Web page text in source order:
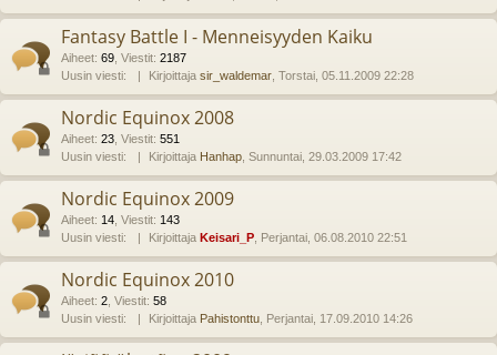
Fantasy Battle I - Menneisyyden Kaiku
Aiheet: 69 Viestit: 2187
Uusin viesti:
Kirjoittaja sir_waldemar , Torstai, 05.11.2009 22:28
Nordic Equinox 2008
Aiheet: 23 Viestit: 551
Uusin viesti:
Kirjoittaja Hanhap , Sunnuntai, 29.03.2009 17:42
Nordic Equinox 2009
Aiheet: 14 Viestit: 143
Uusin viesti:
Kirjoittaja Keisari_P , Perjantai, 06.08.2010 22:51
Nordic Equinox 2010
Aiheet: 2 Viestit: 58
Uusin viesti:
Kirjoittaja Pahistonttu , Perjantai, 17.09.2010 14:26